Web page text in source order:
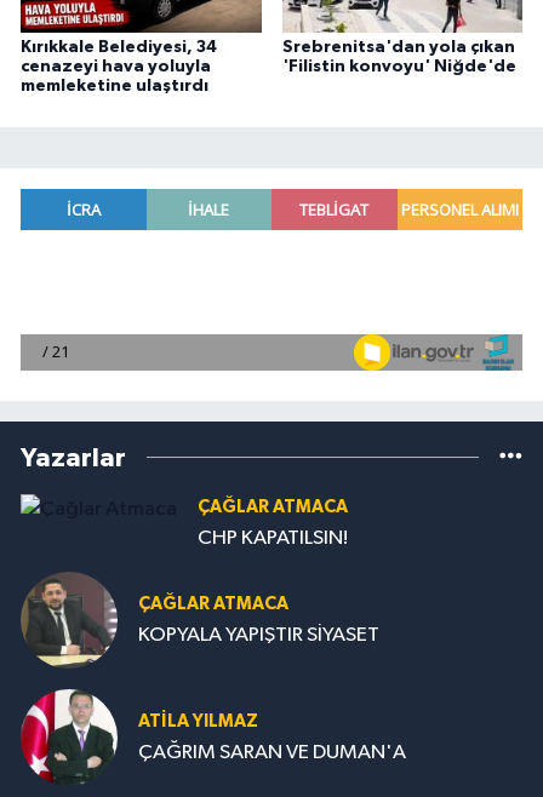
Kırıkkale Belediyesi, 34
cenazeyi hava yoluyla
memleketine ulaştırdı
Srebrenitsa'dan yola çıkan
'Filistin konvoyu' Niğde'de
Yazarlar
ÇAĞLAR ATMACA
CHP KAPATILSIN!
ÇAĞLAR ATMACA
KOPYALA YAPIŞTIR SİYASET
ATILA YILMAZ
ÇAĞRIM SARAN VE DUMAN'A